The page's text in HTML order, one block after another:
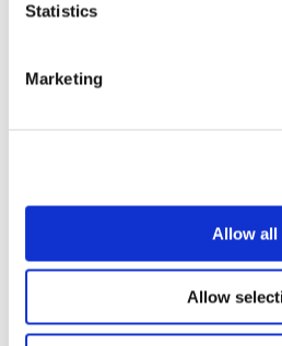
Statistics
Marketing
Allow all
Allow